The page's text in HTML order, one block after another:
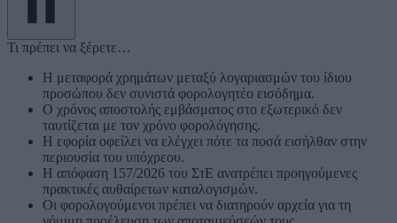
Τι πρέπει να ξέρετε…
Η μεταφορά χρημάτων μεταξύ λογαριασμών του ίδιου
προσώπου δεν συνιστά φορολογητέο εισόδημα.
Ο χρόνος αποστολής εμβάσματος στο εξωτερικό δεν
ταυτίζεται με τον χρόνο φορολόγησης.
Η εφορία οφείλει να ελέγχει πότε τα ποσά εισήλθαν στην
περιουσία του υπόχρεου.
Η απόφαση 157/2026 του ΣτΕ ανατρέπει προηγούμενες
πρακτικές αυθαίρετων καταλογισμών.
Οι φορολογούμενοι πρέπει να διατηρούν αρχεία για τη